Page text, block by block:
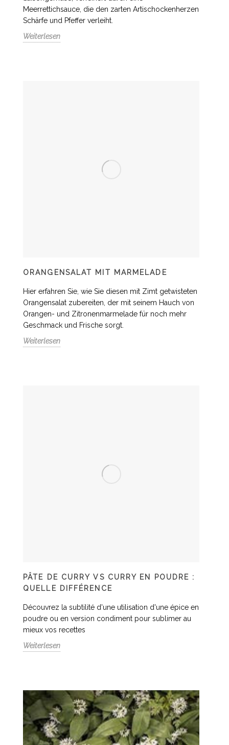
Meerrettichsauce, die den zarten Artischockenherzen
Schärfe und Pfeffer verleiht.
Weiterlesen
ORANGENSALAT MIT MARMELADE
Hier erfahren Sie, wie Sie diesen mit Zimt getwisteten
Orangensalat zubereiten, der mit seinem Hauch von
Orangen- und Zitronenmarmelade für noch mehr
Geschmack und Frische sorgt.
Weiterlesen
PÂTE DE CURRY VS CURRY EN POUDRE :
QUELLE DIFFÉRENCE
Découvrez la subtilité d'une utilisation d'une épice en
poudre ou en version condiment pour sublimer au
mieux vos recettes
Weiterlesen